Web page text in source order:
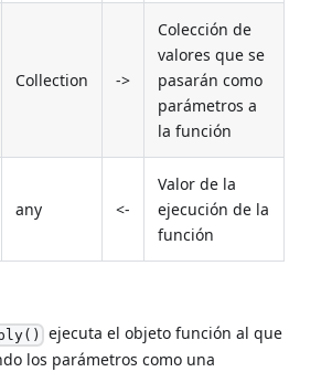
Collection ->
Colección de
valores que se
pasarán como
parámetros a
la función
any <-
Valor de la
ejecución de la
función
ejecuta el objeto función al que
los parámetros como una